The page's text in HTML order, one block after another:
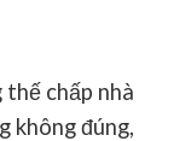
chấp nhà
không đúng,